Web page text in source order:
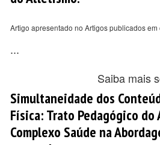
Artigo apresentado no Artigos publicados em
...
Saiba mais
Simultaneidade dos
Física: Trato Pedagógico
Complexo Saúde na